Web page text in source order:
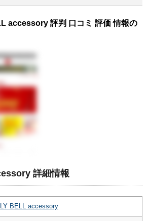
accessory 評判 口コミ 評価 情報の
詳細情報
BELL accessory